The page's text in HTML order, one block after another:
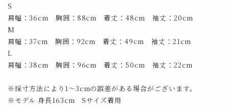
S
肩幅：36cm 胸囲：88cm 着丈：48cm 袖丈：20cm
M
肩幅：37cm 胸囲：92cm 着丈：49cm 袖丈：21cm
L
肩幅：38cm 胸囲：96cm 着丈：50cm 袖丈：22cm
※採寸方法により1～3cmの誤差がある場合がございます。
※モデル 身長163cm Sサイズ着用